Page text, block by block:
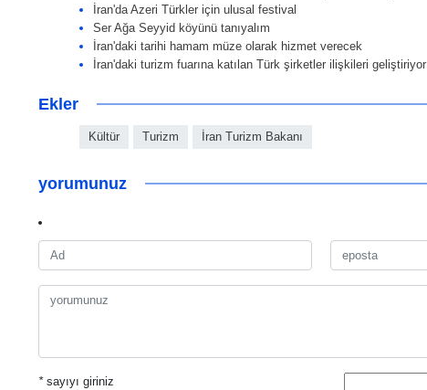
İran'da Azeri Türkler için ulusal festival
Ser Ağa Seyyid köyünü tanıyalım
İran'daki tarihi hamam müze olarak hizmet verecek
İran'daki turizm fuarına katılan Türk şirketler ilişkileri geliştiriyor
Ekler
Kültür Turizm İran Turizm Bakanı
yorumunuz
*sayıyı giriniz